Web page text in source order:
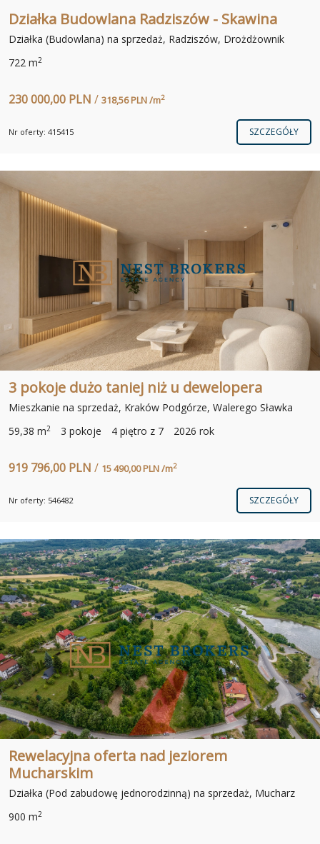
Działka Budowlana Radziszów - Skawina
Działka (Budowlana) na sprzedaż, Radziszów, Drożdżownik
722 m2
230 000,00 PLN / 318,56 PLN /m2
Nr oferty: 415415 SZCZEGÓŁY
3 pokoje dużo taniej niż u dewelopera
Mieszkanie na sprzedaż, Kraków Podgórze, Walerego Sławka
59,38 m2 3 pokoje 4 piętro z 7 2026 rok
919 796,00 PLN / 15 490,00 PLN /m2
Nr oferty: 546482 SZCZEGÓŁY
Rewelacyjna oferta nad jeziorem
Mucharskim
Działka (Pod zabudowę jednorodzinną) na sprzedaż, Mucharz
900 m2